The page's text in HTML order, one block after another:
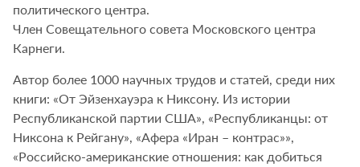
политического центра.
Член Совещательного совета Московского центра
Карнеги.
Автор более 1000 научных трудов и статей, среди них
книги: «От Эйзенхауэра к Никсону. Из истории
Республиканской партии США», «Республиканцы: от
Никсона к Рейгану», «Афера «Иран – контрас»»,
«Российско-американские отношения: как добиться